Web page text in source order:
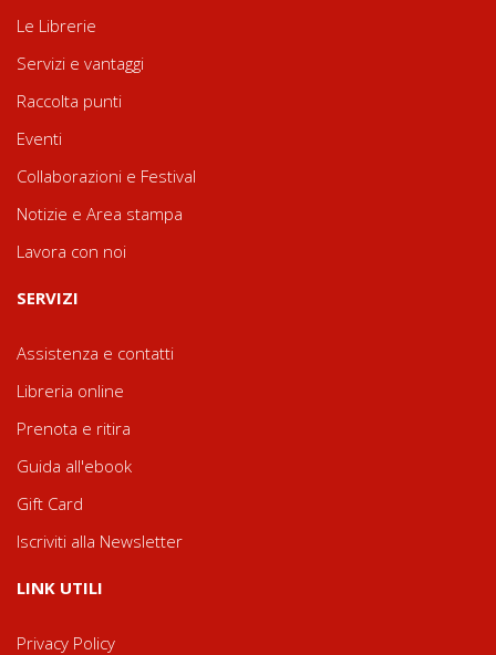
Le Librerie
Servizi e vantaggi
Raccolta punti
Eventi
Collaborazioni e Festival
Notizie e Area stampa
Lavora con noi
SERVIZI
Assistenza e contatti
Libreria online
Prenota e ritira
Guida all'ebook
Gift Card
Iscriviti alla Newsletter
LINK UTILI
Privacy Policy